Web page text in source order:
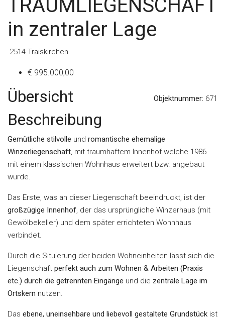
TRAUMLIEGENSCHAFT
in zentraler Lage
2514 Traiskirchen
€ 995.000,00
Übersicht Objektnummer: 671
Beschreibung
Gemütliche stilvolle und romantische ehemalige
Winzerliegenschaft, mit traumhaftem Innenhof welche 1986
mit einem klassischen Wohnhaus erweitert bzw. angebaut
wurde.
Das Erste, was an dieser Liegenschaft beeindruckt, ist der
großzügige Innenhof, der das ursprüngliche Winzerhaus (mit
Gewölbekeller) und dem später errichteten Wohnhaus
verbindet.
Durch die Situierung der beiden Wohneinheiten lässt sich die
Liegenschaft perfekt auch zum Wohnen & Arbeiten (Praxis
etc.) durch die getrennten Eingänge und die zentrale Lage im
Ortskern nutzen.
Das ebene, uneinsehbare und liebevoll gestaltete Grundstück ist